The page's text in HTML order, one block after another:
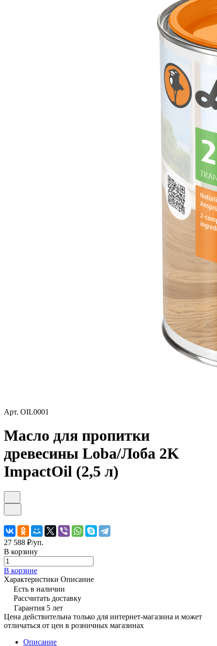
Арт. OIL0001
Масло для пропитки
древесины Loba/Лоба 2K
ImpactOil (2,5 л)
27 588 ₽/уп.
В корзину
В корзине
Характеристики Описание
Есть в наличии
Рассчитать доставку
Гарантия 5 лет
Цена действительна только для интернет-магазина и может
отличаться от цен в розничных магазинах
Описание